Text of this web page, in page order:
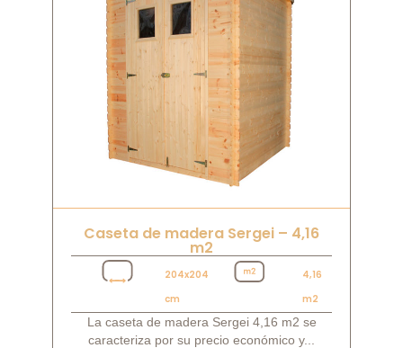
Caseta de madera Sergei – 4,16
m2
204x204
cm
4,16
m2
La caseta de madera Sergei 4,16 m2 se
caracteriza por su precio económico y...